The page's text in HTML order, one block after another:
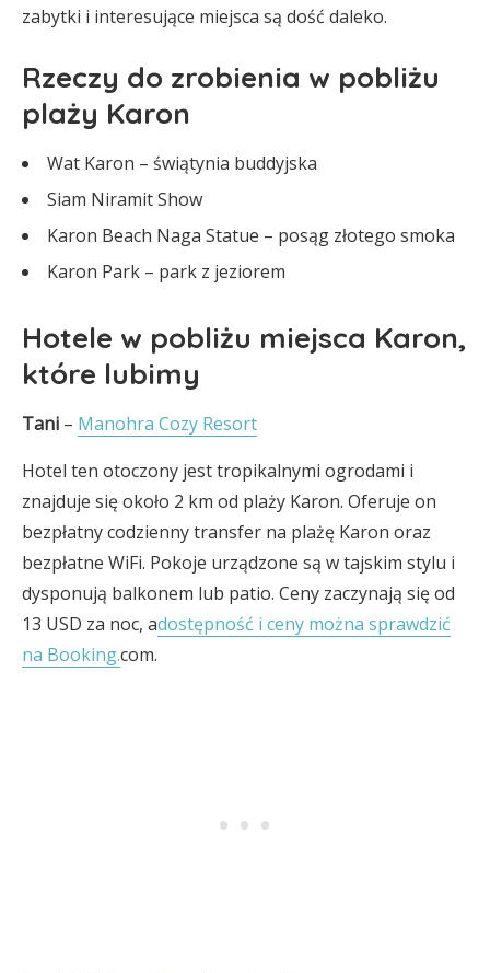
zabytki i interesujące miejsca są dość daleko.
Rzeczy do zrobienia w pobliżu
plaży Karon
Wat Karon – świątynia buddyjska
Siam Niramit Show
Karon Beach Naga Statue – posąg złotego smoka
Karon Park – park z jeziorem
Hotele w pobliżu miejsca Karon,
które lubimy
Tani – Manohra Cozy Resort
Hotel ten otoczony jest tropikalnymi ogrodami i
znajduje się około 2 km od plaży Karon. Oferuje on
bezpłatny codzienny transfer na plażę Karon oraz
bezpłatne WiFi. Pokoje urządzone są w tajskim stylu i
dysponują balkonem lub patio. Ceny zaczynają się od
13 USD za noc, adostępność i ceny można sprawdzić
na Booking.com.